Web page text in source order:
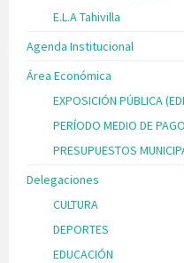
E.L.A Tahivilla
Agenda Institucional
Área Económica
EXPOSICIÓN PÚBLICA
PERÍODO MEDIO DE
PRESUPUESTOS
Delegaciones
CULTURA
DEPORTES
EDUCACIÓN